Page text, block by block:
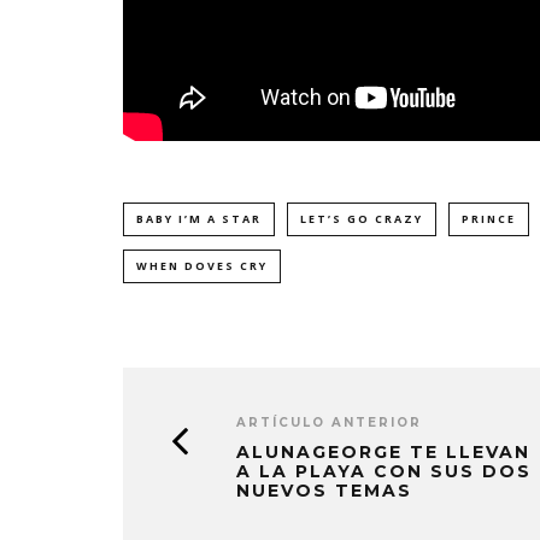
BABY I’M A STAR LET’S GO CRAZY PRINCE
WHEN DOVES CRY
ARTÍCULO ANTERIOR
ALUNAGEORGE TE LLEVAN
A LA PLAYA CON SUS DOS
NUEVOS TEMAS